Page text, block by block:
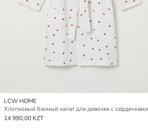
LCW HOME
Хлопковый банный халат для девочек с сердечками
14 990,00 KZT